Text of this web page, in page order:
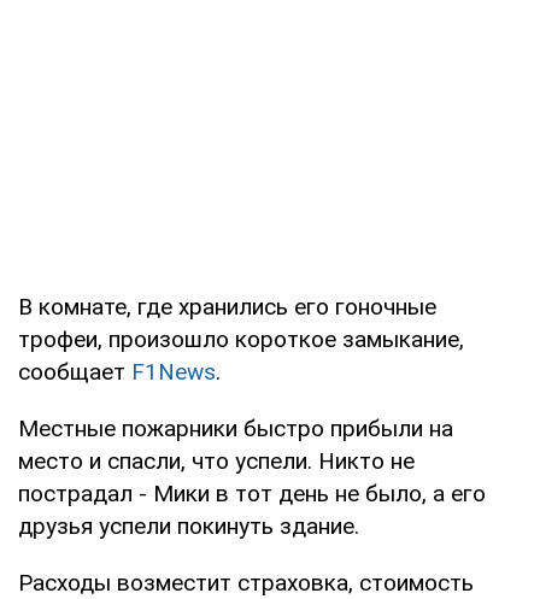
В комнате, где хранились его гоночные
трофеи, произошло короткое замыкание,
сообщает F1News.
Местные пожарники быстро прибыли на
место и спасли, что успели. Никто не
пострадал - Мики в тот день не было, а его
друзья успели покинуть здание.
Расходы возместит страховка, стоимость